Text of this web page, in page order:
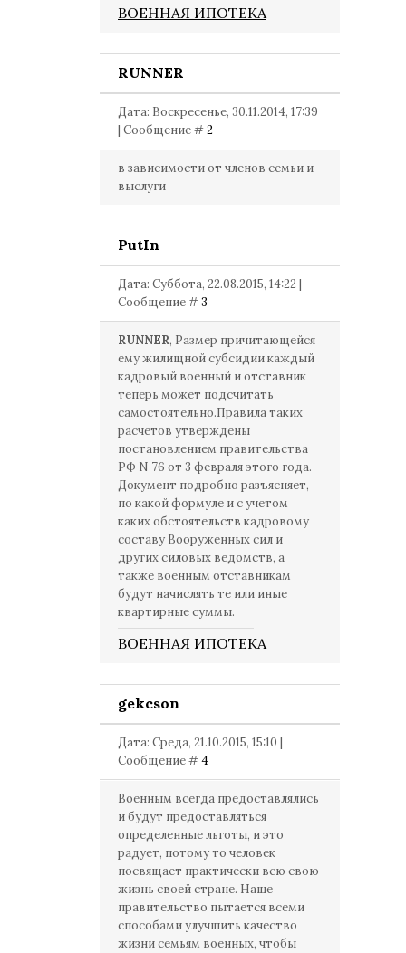
ВОЕННАЯ ИПОТЕКА
RUNNER
Дата: Воскресенье, 30.11.2014, 17:39
| Сообщение #2
в зависимости от членов семьи и
выслуги
PutIn
Дата: Суббота, 22.08.2015, 14:22 |
Сообщение #3
RUNNER, Размер причитающейся
ему жилищной субсидии каждый
кадровый военный и отставник
теперь может подсчитать
самостоятельно.Правила таких
расчетов утверждены
постановлением правительства
РФ N 76 от 3 февраля этого года.
Документ подробно разъясняет,
по какой формуле и с учетом
каких обстоятельств кадровому
составу Вооруженных сил и
других силовых ведомств, а
также военным отставникам
будут начислять те или иные
квартирные суммы.
ВОЕННАЯ ИПОТЕКА
gekcson
Дата: Среда, 21.10.2015, 15:10 |
Сообщение #4
Военным всегда предоставлялись
и будут предоставляться
определенные льготы, и это
радует, потому то человек
посвящает практически всю свою
жизнь своей стране. Наше
правительство пытается всеми
способами улучшить качество
жизни семьям военных, чтобы